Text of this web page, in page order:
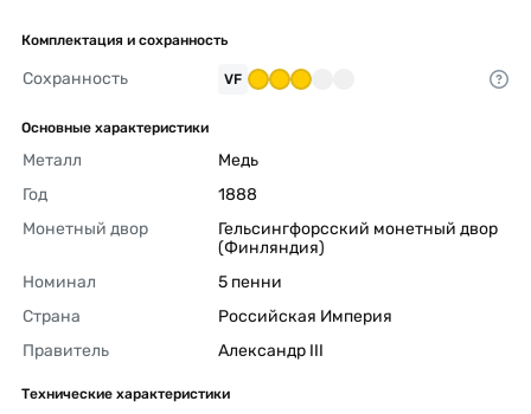
Комплектация и сохранность
Сохранность VF
Основные характеристики
Металл
Медь
Год
1888
Монетный двор
Гельсингфорсский монетный двор
(Финляндия)
Номинал
5 пенни
Страна
Российская Империя
Правитель
Александр III
Технические характеристики